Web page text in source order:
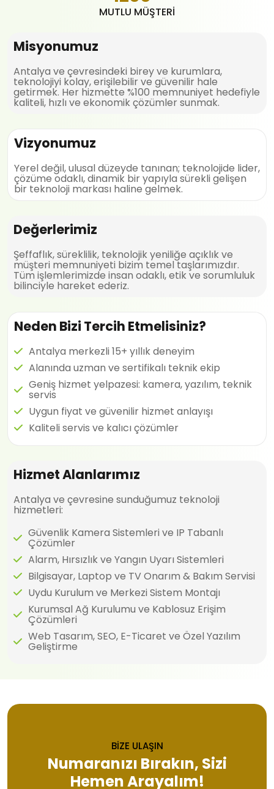
MUTLU MÜŞTERI
Misyonumuz
Antalya ve çevresindeki birey ve kurumlara,
teknolojiyi kolay, erişilebilir ve güvenilir hale
getirmek. Her hizmette %100 memnuniyet hedefiyle
kaliteli, hızlı ve ekonomik çözümler sunmak.
Vizyonumuz
Yerel değil, ulusal düzeyde tanınan; teknolojide lider,
çözüme odaklı, dinamik bir yapıyla sürekli gelişen
bir teknoloji markası haline gelmek.
Değerlerimiz
Şeffaflık, süreklilik, teknolojik yeniliğe açıklık ve
müşteri memnuniyeti bizim temel taşlarımızdır.
Tüm işlemlerimizde insan odaklı, etik ve sorumluluk
bilinciyle hareket ederiz.
Neden Bizi Tercih Etmelisiniz?
Antalya merkezli 15+ yıllık deneyim
Alanında uzman ve sertifikalı teknik ekip
Geniş hizmet yelpazesi: kamera, yazılım, teknik
servis
Uygun fiyat ve güvenilir hizmet anlayışı
Kaliteli servis ve kalıcı çözümler
Hizmet Alanlarımız
Antalya ve çevresine sunduğumuz teknoloji
hizmetleri:
Güvenlik Kamera Sistemleri ve IP Tabanlı
Çözümler
Alarm, Hırsızlık ve Yangın Uyarı Sistemleri
Bilgisayar, Laptop ve TV Onarım & Bakım Servisi
Uydu Kurulum ve Merkezi Sistem Montajı
Kurumsal Ağ Kurulumu ve Kablosuz Erişim
Çözümleri
Web Tasarım, SEO, E-Ticaret ve Özel Yazılım
Geliştirme
BİZE ULAŞIN
Numaranızı Bırakın, Sizi
Hemen Arayalım!